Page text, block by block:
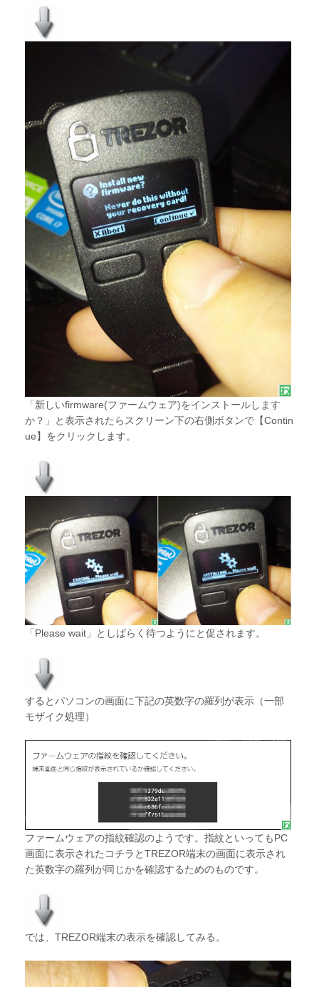
「新しいfirmware(ファームウェア)をインストールします
か？」と表示されたらスクリーン下の右側ボタンで【Contin
ue】をクリックします。
「Please wait」としばらく待つようにと促されます。
するとパソコンの画面に下記の英数字の羅列が表示（一部
モザイク処理）
ファームウェアの指紋確認のようです。指紋といってもPC
画面に表示されたコチラとTREZOR端末の画面に表示され
た英数字の羅列が同じかを確認するためのものです。
では、TREZOR端末の表示を確認してみる。